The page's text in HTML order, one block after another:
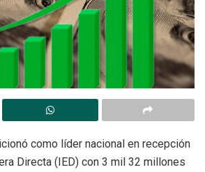
como líder nacional en recepción
Directa (IED) con 3 mil 32 millones